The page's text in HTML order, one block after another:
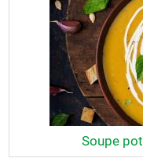
Soupe